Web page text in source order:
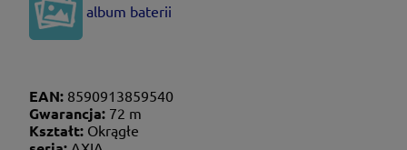
album baterii
EAN: 8590913859540
Gwarancja: 72 m
Kształt: Okrągłe